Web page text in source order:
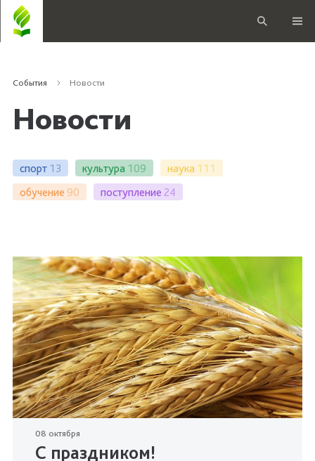
События Новости
Новости
спорт 13 культура 109 наука 111
обучение 90 поступление 24
08 октября
С праздником!